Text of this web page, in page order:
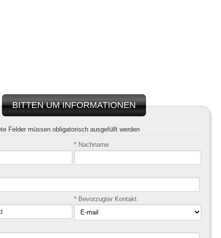
BITTEN UM INFORMATIONEN
Felder müssen obligatorisch ausgefüllt werden
* Nachname
* Bevorzugter Kontakt